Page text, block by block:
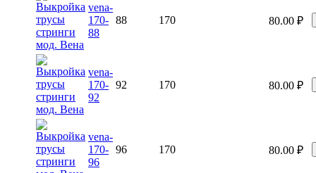
vena-
170-
88
88 170 80.00 ₽
vena-
170-
92
92 170 80.00 ₽
vena-
170-
96
96 170 80.00 ₽